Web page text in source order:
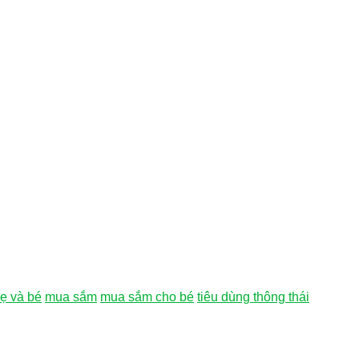
và bé mua sắm mua sắm cho bé tiêu dùng thông thái